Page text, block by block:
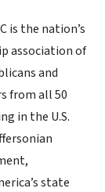
is the nation’s
association of
and
from all 50
in the U.S.
state